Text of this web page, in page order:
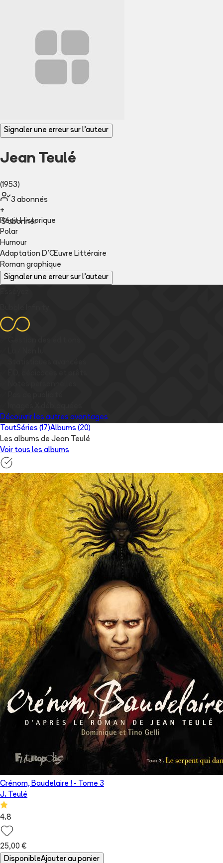
Signaler une erreur sur l'auteur
Jean Teulé
(1953)
3 abonnés
+
S'abonner
Récit Historique
Polar
Humour
Adaptation D'Œuvre Littéraire
Roman graphique
Signaler une erreur sur l'auteur
Découvrir les autres avantages
ToutSéries (17)Albums (20)
Les albums de Jean Teulé
Voir tous les albums
Crénom, Baudelaire ! - Tome 3
J. Teulé
4.8
25,00 €
DisponibleAjouter au panier